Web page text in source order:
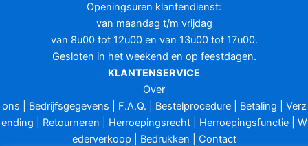
Openingsuren klantendienst:
van maandag t/m vrijdag
van 8u00 tot 12u00 en van 13u00 tot 17u00.
Gesloten in het weekend en op feestdagen.
KLANTENSERVICE
Over
ons
Bedrijfsgegevens F.A.Q. Bestelprocedure| Betaling
Verz
ending
Retourneren Herroepingsrecht| Herroepingsfunctie| W
ederverkoop
Bedrukken
Contact